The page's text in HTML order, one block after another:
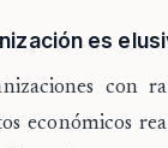
es
con
económicos